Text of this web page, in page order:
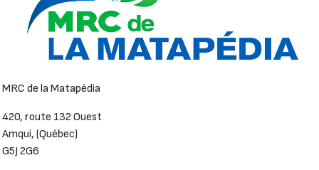
MRC de la Matapédia
420, route 132 Ouest
Amqui, (Québec)
G5J 2G6